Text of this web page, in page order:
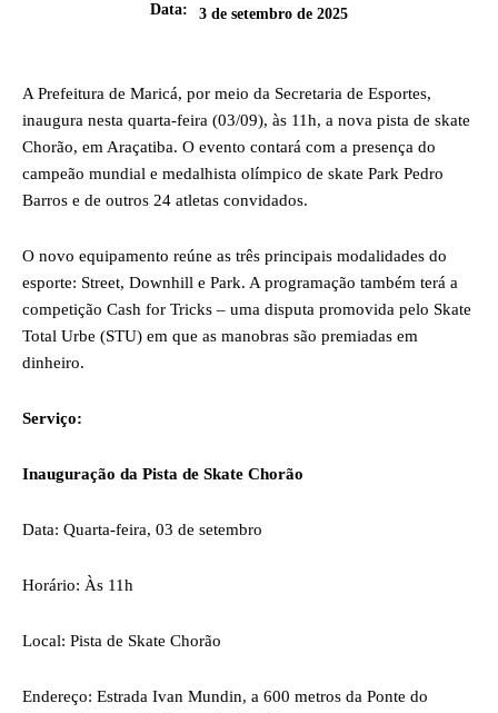
Data:
3 de setembro de 2025
A Prefeitura de Maricá, por meio da Secretaria de Esportes,
inaugura nesta quarta-feira (03/09), às 11h, a nova pista de skate
Chorão, em Araçatiba. O evento contará com a presença do
campeão mundial e medalhista olímpico de skate Park Pedro
Barros e de outros 24 atletas convidados.
O novo equipamento reúne as três principais modalidades do
esporte: Street, Downhill e Park. A programação também terá a
competição Cash for Tricks – uma disputa promovida pelo Skate
Total Urbe (STU) em que as manobras são premiadas em
dinheiro.
Serviço:
Inauguração da Pista de Skate Chorão
Data: Quarta-feira, 03 de setembro
Horário: Às 11h
Local: Pista de Skate Chorão
Endereço: Estrada Ivan Mundin, a 600 metros da Ponte do